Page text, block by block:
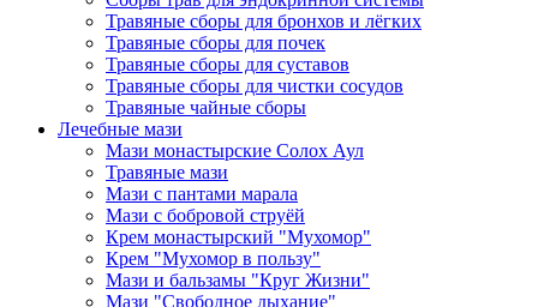
Травяные сборы для бронхов и лёгких
Травяные сборы для почек
Травяные сборы для суставов
Травяные сборы для чистки сосудов
Травяные чайные сборы
Лечебные мази
Мази монастырские Солох Аул
Травяные мази
Мази с пантами марала
Мази с бобровой струёй
Крем монастырский "Мухомор"
Крем "Мухомор в пользу"
Мази и бальзамы "Круг Жизни"
Мази "Свободное дыхание"